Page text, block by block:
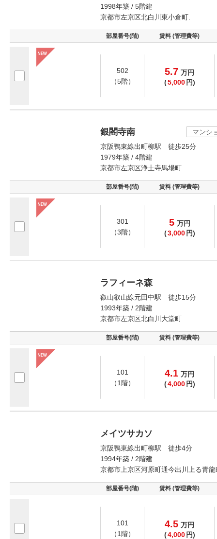
1998年築 / 5階建
京都市左京区北白川東小倉町.
部屋番号(階) 賃料 (管理費等)
502
（5階）
5.7 万円
(5,000 円)
銀閣寺南
マンシ
京阪鴨東線出町柳駅 徒歩25分
1979年築 / 4階建
京都市左京区浄土寺馬場町
部屋番号(階) 賃料 (管理費等)
301
（3階）
5 万円
(3,000 円)
ラフィーネ森
叡山叡山線元田中駅 徒歩15分
1993年築 / 2階建
京都市左京区北白川大堂町
部屋番号(階) 賃料 (管理費等)
101
（1階）
4.1 万円
(4,000 円)
メイツサカソ
京阪鴨東線出町柳駅 徒歩4分
1994年築 / 2階建
京都市上京区河原町通今出川上る青龍
部屋番号(階) 賃料 (管理費等)
101
（1階）
4.5 万円
(4,000 円)